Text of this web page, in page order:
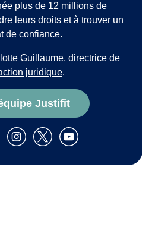
plus de 12 millions de
leurs droits et à trouver un
de confiance.
Guillaume, directrice de
juridique.
Justifit